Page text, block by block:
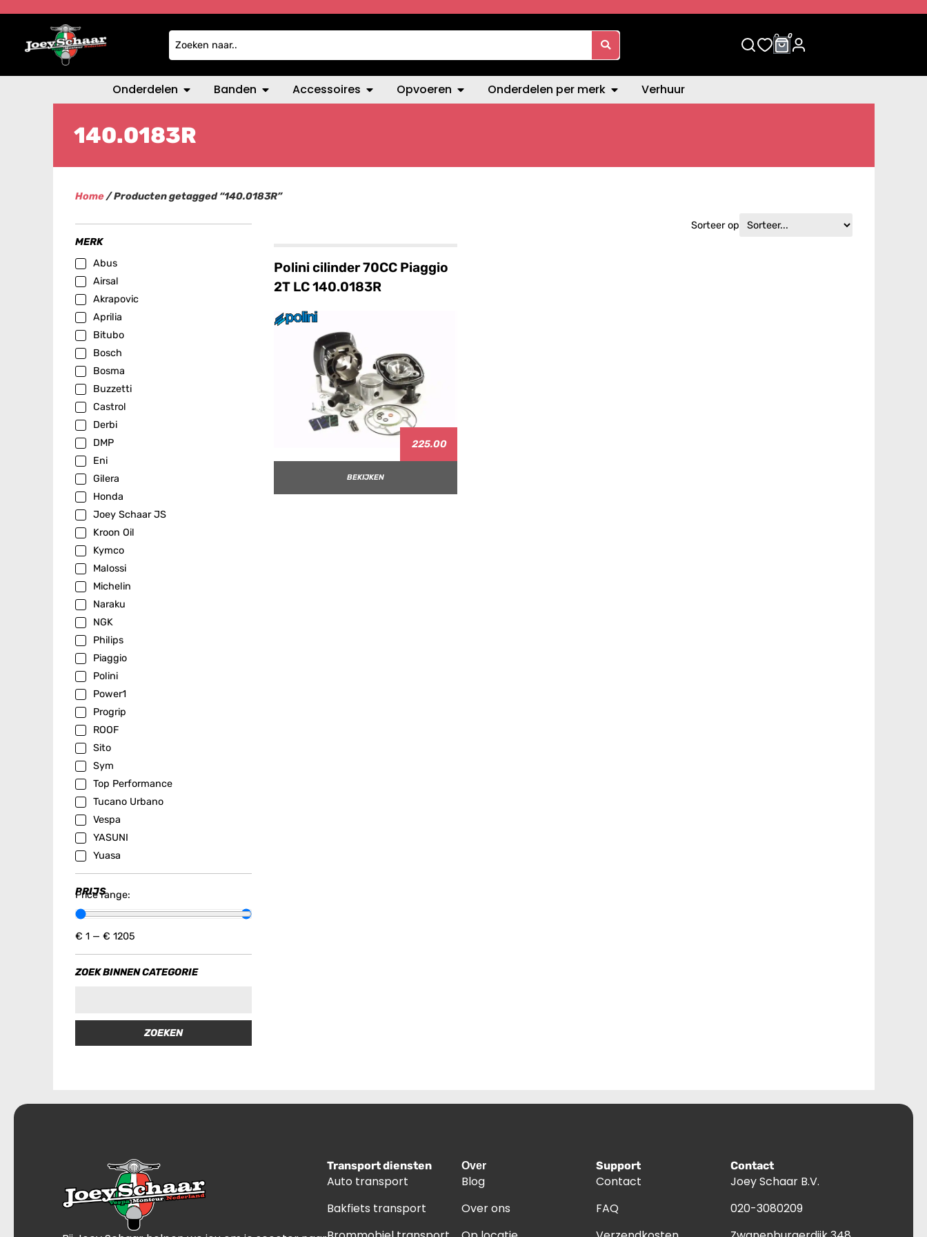
0 0
Onderdelen Banden Accessoires Opvoeren Onderdelen per merk Verhuur
140.0183R
Home/ Producten getagged “140.0183R”
MERK
Abus
Airsal
Akrapovic
Aprilia
Bitubo
Bosch
Bosma
Buzzetti
Castrol
Derbi
DMP
Eni
Gilera
Honda
Joey Schaar JS
Kroon Oil
Kymco
Malossi
Michelin
Naraku
NGK
Philips
Piaggio
Polini
Power1
Progrip
ROOF
Sito
Sym
Top Performance
Tucano Urbano
Vespa
YASUNI
Yuasa
PRIJS
Price range:
€ 1 — € 1205
ZOEK BINNEN CATEGORIE
ZOEKEN
Sorteer op
Polini cilinder 70CC Piaggio
2T LC 140.0183R
225.00
BEKIJKEN
Transport diensten
Auto transport
Bakfiets transport
Over
Blog
Over ons
Support
Contact
FAQ
Contact
Joey Schaar B.V.
020-3080209